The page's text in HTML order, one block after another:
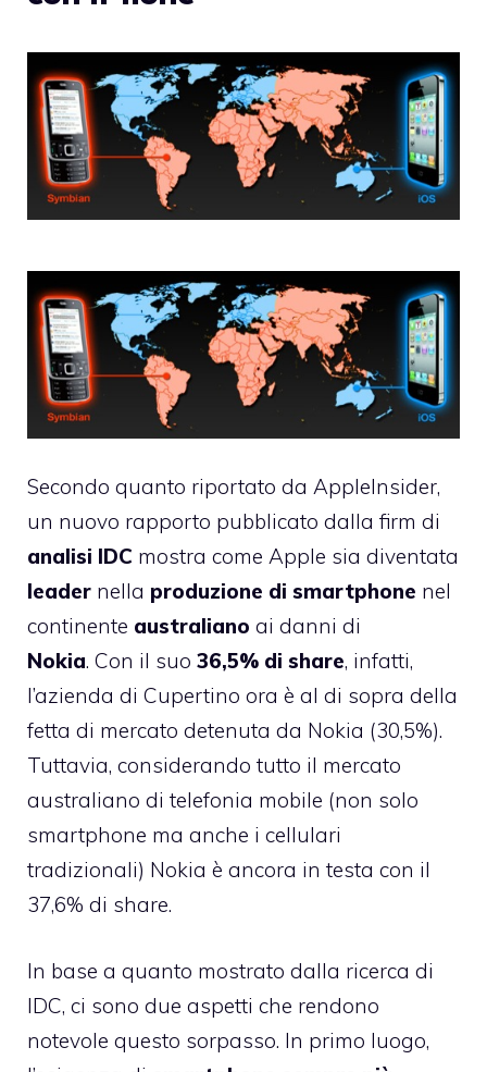
Secondo quanto riportato da AppleInsider,
un nuovo rapporto pubblicato dalla firm di
analisi IDC mostra come Apple sia diventata
leader nella produzione di smartphone nel
continente australiano ai danni di
Nokia. Con il suo 36,5% di share, infatti,
l’azienda di Cupertino ora è al di sopra della
fetta di mercato detenuta da Nokia (30,5%).
Tuttavia, considerando tutto il mercato
australiano di telefonia mobile (non solo
smartphone ma anche i cellulari
tradizionali) Nokia è ancora in testa con il
37,6% di share.
In base a quanto mostrato dalla ricerca di
IDC, ci sono due aspetti che rendono
notevole questo sorpasso. In primo luogo,